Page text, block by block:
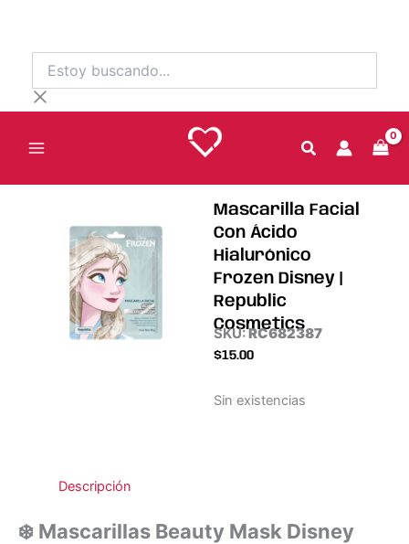
contenido
buscando...
Mascarilla Facial
Con Ácido
Hialurónico
Frozen Disney |
Republic
Cosmetics
SKU:RC682387
$15.00
Sin existencias
Descripción
❄️ Mascarillas Beauty Mask Disney